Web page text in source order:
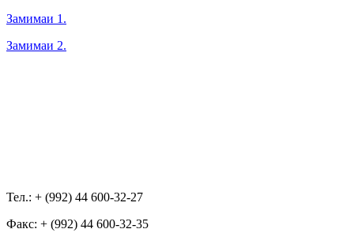
Замимаи 1.
Замимаи 2.
Тел.: + (992) 44 600-32-27
Факс: + (992) 44 600-32-35